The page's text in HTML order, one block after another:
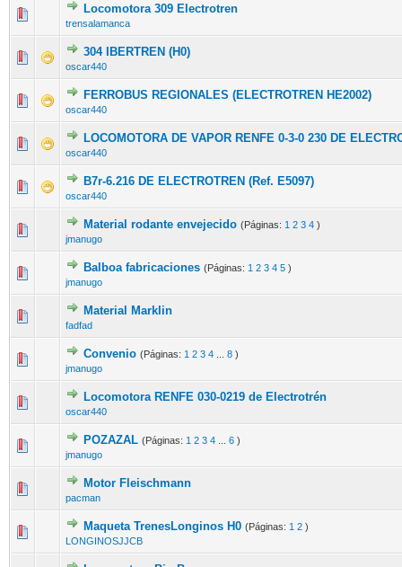
Locomotora 309 Electrotren
trensalamanca
304 IBERTREN (H0)
oscar440
FERROBUS REGIONALES (ELECTROTREN HE2002)
oscar440
LOCOMOTORA DE VAPOR RENFE 0-3-0 230 DE
oscar440
B7r-6.216 DE ELECTROTREN (Ref. E5097)
oscar440
Material rodante envejecido (Páginas: 1 2 3 4 )
jmanugo
Balboa fabricaciones (Páginas: 1 2 3 4 5 )
jmanugo
Material Marklin
fadfad
Convenio (Páginas: 1 2 3 4 8 )
jmanugo
Locomotora RENFE 030-0219 de Electrotrén
oscar440
POZAZAL (Páginas: 1 2 3 4 6 )
jmanugo
Motor Fleischmann
pacman
Maqueta TrenesLonginos H0 (Páginas: 1 2 )
LONGINOSJJCB